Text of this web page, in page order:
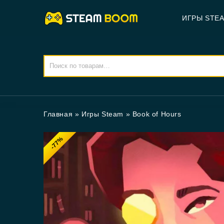
ИГРЫ
Главная » Игры Steam » Book of Hours
-77%